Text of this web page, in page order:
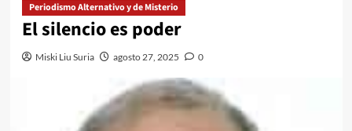
Periodismo Alternativo y de Misterio
El silencio es poder
Miski Liu Suria agosto 27, 2025 0